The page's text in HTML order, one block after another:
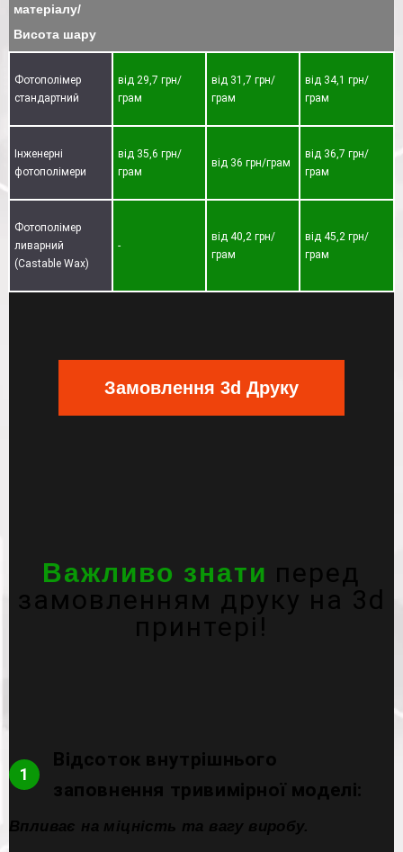
матеріалу/
Висота шару
Фотополімер
стандартний
від 29,7 грн/
грам
від 31,7 грн/
грам
від 34,1 грн/
грам
Інженерні
фотополімери
від 35,6 грн/
грам
від 36 грн/грам
від 36,7 грн/
грам
Фотополімер
ливарний
(Castable Wax)
-
від 40,2 грн/
грам
від 45,2 грн/
грам
Замовлення 3d Друку
Важливо знати перед
замовленням друку на 3d
принтері!
1
Відсоток внутрішнього
заповнення тривимірної моделі:
Впливає на міцність та вагу виробу.